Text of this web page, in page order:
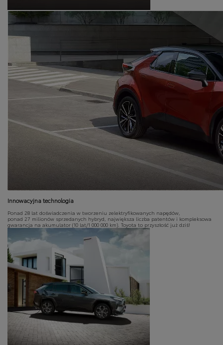
Innowacyjna technologia
Ponad 28 lat doświadczenia w tworzeniu zelektryfikowanych napędów,
ponad 27 milionów sprzedanych hybryd, największa liczba patentów i kompleksowa
gwarancja na akumulator (10 lat/1 000 000 km). Toyota to przyszłość już dziś!